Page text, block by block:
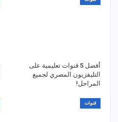
أفضل 5 قنوات تعليمية على
التليفزيون المصري لجميع
المراحل!
قنوات